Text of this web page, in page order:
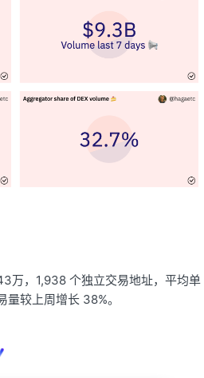
万，1,938 个独立交易地址，平均单
较上周增长 38%。